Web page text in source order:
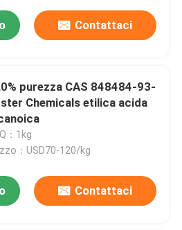
di gomma
organici
Contattaci
purezza CAS 848484-93-
Chemicals etilica acida
：1kg
：USD70-120/kg
Contattaci